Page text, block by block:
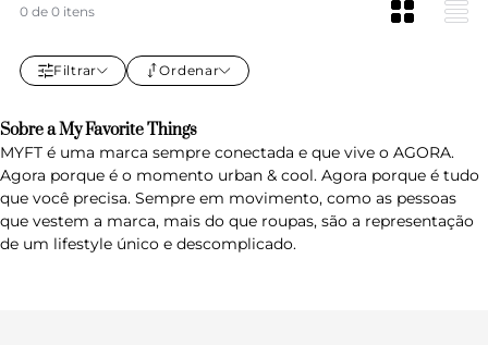
0 de 0 itens
Filtrar Ordenar
Sobre a My Favorite Things
MYFT é uma marca sempre conectada e que vive o AGORA.
Agora porque é o momento urban & cool. Agora porque é tudo
que você precisa. Sempre em movimento, como as pessoas
que vestem a marca, mais do que roupas, são a representação
de um lifestyle único e descomplicado.